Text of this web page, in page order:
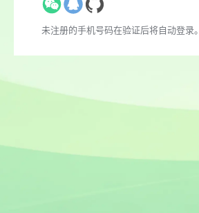
未注册的手机号码在验证后将自动登录。